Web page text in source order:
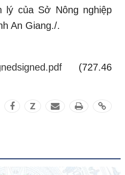
lý của Sở Nông nghiệp
An Giang./.
(727.46
Z